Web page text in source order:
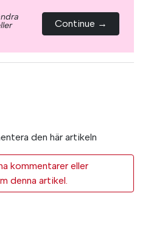
Continue →
den här artikeln
kommentarer eller
denna artikel.